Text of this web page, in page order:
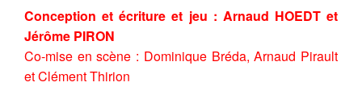
Conception et écriture et jeu : Arnaud HOEDT et
Jérôme PIRON
Co-mise en scène : Dominique Bréda, Arnaud Pirault
et Clément Thirion